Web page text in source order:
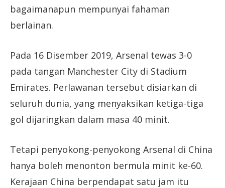
bagaimanapun mempunyai fahaman
berlainan.
Pada 16 Disember 2019, Arsenal tewas 3-0
pada tangan Manchester City di Stadium
Emirates. Perlawanan tersebut disiarkan di
seluruh dunia, yang menyaksikan ketiga-tiga
gol dijaringkan dalam masa 40 minit.
Tetapi penyokong-penyokong Arsenal di China
hanya boleh menonton bermula minit ke-60.
Kerajaan China berpendapat satu jam itu